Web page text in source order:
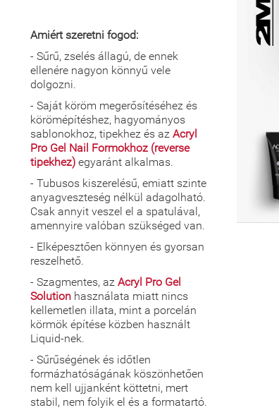
Amiért szeretni fogod:
- Sűrű, zselés állagú, de ennek
ellenére nagyon könnyű vele
dolgozni.
- Saját köröm megerősítéséhez és
körömépítéshez, hagyományos
sablonokhoz, tipekhez és az Acryl
Pro Gel Nail Formokhoz (reverse
tipekhez) egyaránt alkalmas.
- Tubusos kiszerelésű, emiatt szinte
anyagveszteség nélkül adagolható.
Csak annyit veszel el a spatulával,
amennyire valóban szükséged van.
- Elképesztően könnyen és gyorsan
reszelhető.
- Szagmentes, az Acryl Pro Gel
Solution használata miatt nincs
kellemetlen illata, mint a porcelán
körmök építése közben használt
Liquid-nek.
- Sűrűségének és időtlen
formázhatóságának köszönhetően
nem kell ujjanként köttetni, mert
stabil, nem folyik el és a formatartó.